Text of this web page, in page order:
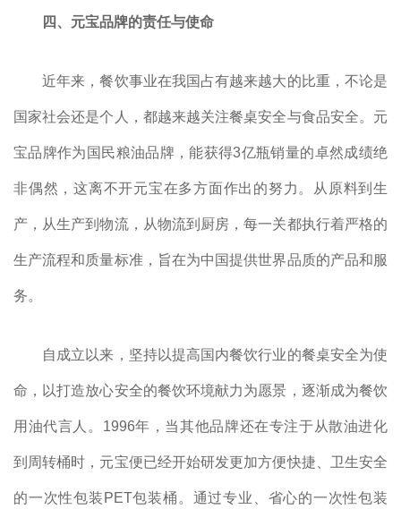
四、元宝品牌的责任与使命
近年来，餐饮事业在我国占有越来越大的比重，不论是
国家社会还是个人，都越来越关注餐桌安全与食品安全。元
宝品牌作为国民粮油品牌，能获得3亿瓶销量的卓然成绩绝
非偶然，这离不开元宝在多方面作出的努力。从原料到生
产，从生产到物流，从物流到厨房，每一关都执行着严格的
生产流程和质量标准，旨在为中国提供世界品质的产品和服
务。
自成立以来，坚持以提高国内餐饮行业的餐桌安全为使
命，以打造放心安全的餐饮环境献力为愿景，逐渐成为餐饮
用油代言人。1996年，当其他品牌还在专注于从散油进化
到周转桶时，元宝便已经开始研发更加方便快捷、卫生安全
的一次性包装PET包装桶。通过专业、省心的一次性包装